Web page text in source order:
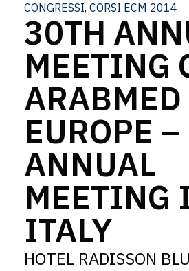
CONGRESSI, CORSI ECM 2014
30TH
MEETING
EUROPE
ANNUAL
MEETING
ITALY
HOTEL RADISSON